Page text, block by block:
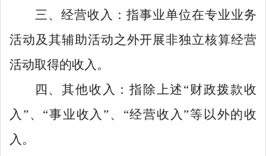
三、经营收入：指事业单位在专业业务
活动及其辅助活动之外开展非独立核算经营
活动取得的收入。
四、其他收入：指除上述“财政拨款收
入 ”、 “事业收入 ”、 “经营收入 ”等以外的收
入。